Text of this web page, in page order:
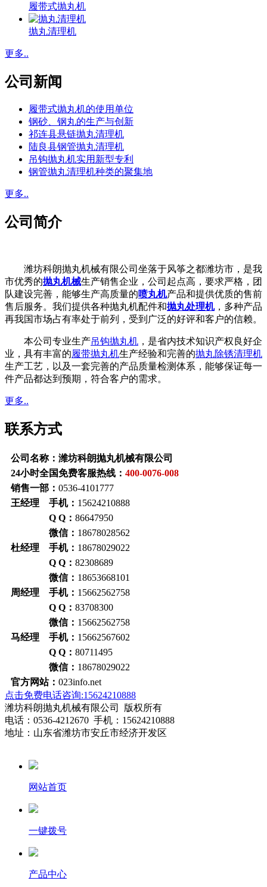
履带式抛丸机
抛丸清理机
更多..
公司新闻
履带式抛丸机的使用单位
钢砂、钢丸的生产与创新
祁连县悬链抛丸清理机
陆良县钢管抛丸清理机
吊钩抛丸机实用新型专利
钢管抛丸清理机种类的聚集地
更多..
公司简介
潍坊科朗抛丸机械有限公司坐落于风筝之都潍坊市，是我
市优秀的抛丸机械生产销售企业，公司起点高，要求严格，团
队建设完善，能够生产高质量的喷丸机产品和提供优质的售前
售后服务。我们提供各种抛丸机配件和抛丸处理机，多种产品
再我国市场占有率处于前列，受到广泛的好评和客户的信赖。
本公司专业生产吊钩抛丸机 ，是省内技术知识产权良好企
业，具有丰富的履带抛丸机生产经验和完善的抛丸除锈清理机
生产工艺，以及一套完善的产品质量检测体系，能够保证每一
件产品都达到预期，符合客户的需求。
更多..
联系方式
公司名称：潍坊科朗抛丸机械有限公司
24小时全国免费客服热线： 400-0076-008
销售一部： 0536-4101777
王经理 手机： 15624210888
Q Q： 86647950
微信： 18678028562
杜经理 手机： 18678029022
Q Q： 82308689
微信： 18653668101
周经理 手机： 15662562758
Q Q： 83708300
微信： 15662562758
马经理 手机： 15662567602
Q Q： 80711495
微信： 18678029022
官方网站： 023info.net
点击免费电话咨询:15624210888
潍坊科朗抛丸机械有限公司 版权所有
电话：0536-4212670 手机：15624210888
地址：山东省潍坊市安丘市经济开发区
网站首页
一键拨号
产品中心